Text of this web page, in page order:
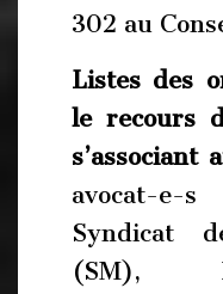
302 au
Listes des
le recours
s’associant
avocat-e-
Syndicat
(SM),